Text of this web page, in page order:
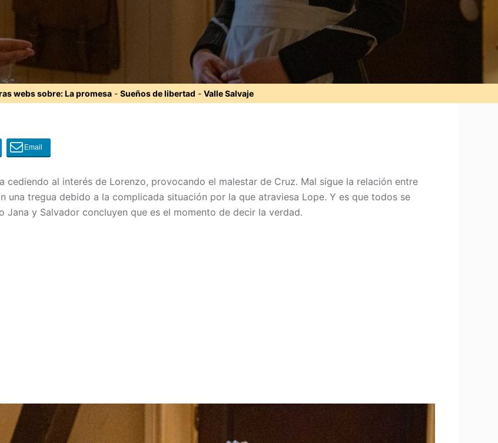
webs sobre:La promesa - Sueños de libertad - Valle Salvaje
cediendo al interés de Lorenzo, provocando el malestar de Cruz. Mal sigue la relación entre
una tregua debido a la complicada situación por la que atraviesa Lope. Y es que todos se
y Salvador concluyen que es el momento de decir la verdad.